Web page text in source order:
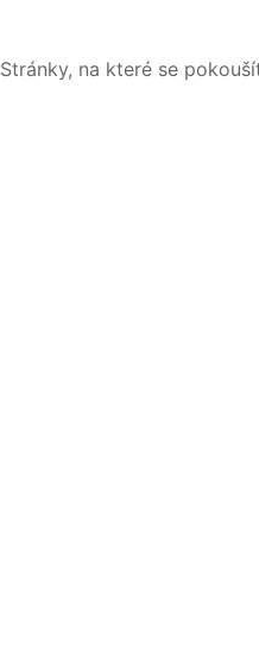
Stránky, na které se